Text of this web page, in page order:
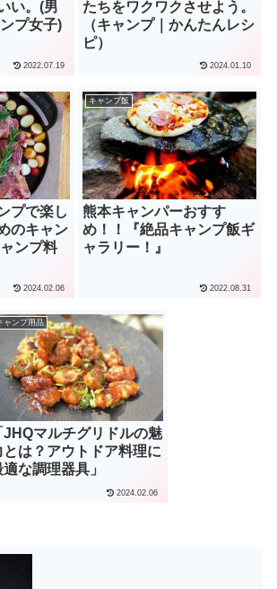
い。(男
プ女子)
2022.07.19
たちをワクワクさせよう。
（キャンプ｜かんたんレシ
ピ）
2024.01.10
プで楽し
のキャン
ンプ料
2024.02.06
キャンプ飯
熊本キャンパーおすす
め！！『絶品キャンプ飯ギ
ャラリー！』
2022.08.31
ャンプ用品
JHQマルチグリドルの魅
とは？アウトドア料理に
適な調理器具」
2024.02.06